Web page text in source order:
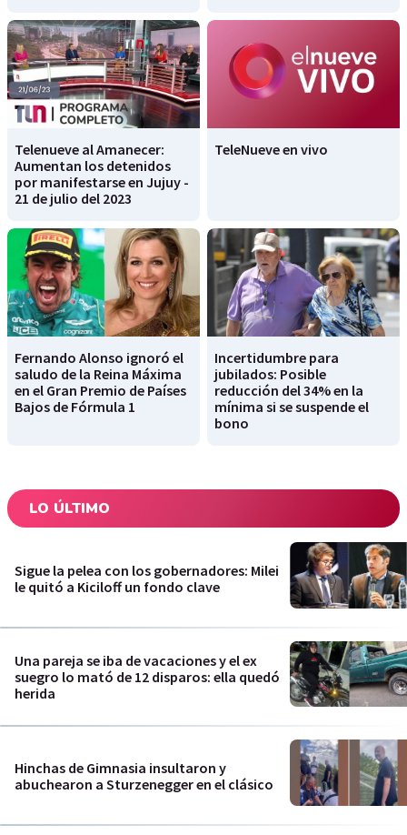
Telenueve al Amanecer:
Aumentan los detenidos
por manifestarse en Jujuy -
21 de julio del 2023
TeleNueve en vivo
Fernando Alonso ignoró el
saludo de la Reina Máxima
en el Gran Premio de Países
Bajos de Fórmula 1
Incertidumbre para
jubilados: Posible
reducción del 34% en la
mínima si se suspende el
bono
LO ÚLTIMO
Sigue la pelea con los gobernadores: Milei
le quitó a Kiciloff un fondo clave
Una pareja se iba de vacaciones y el ex
suegro lo mató de 12 disparos: ella quedó
herida
Hinchas de Gimnasia insultaron y
abuchearon a Sturzenegger en el clásico